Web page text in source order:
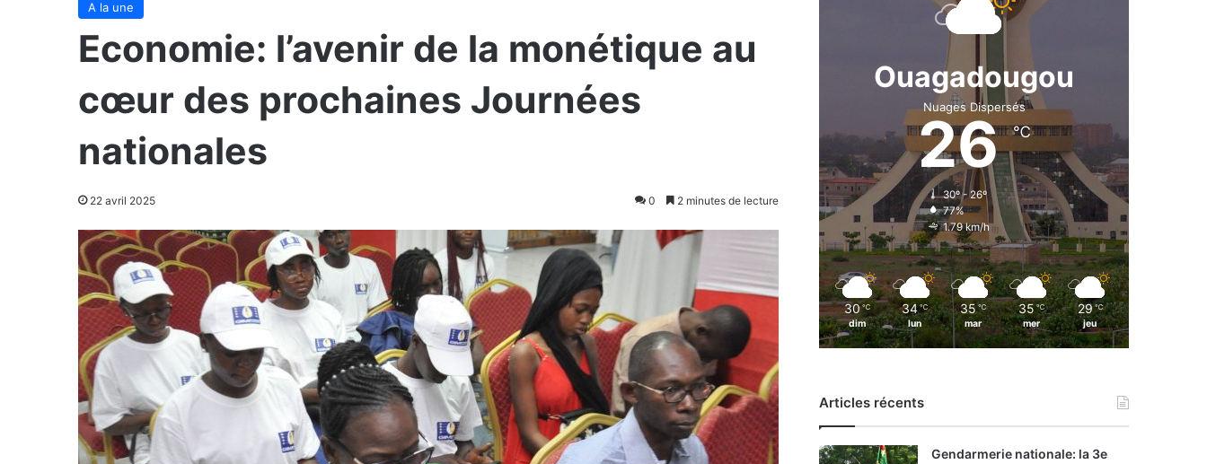
A la une
Economie: l’avenir de la monétique au
cœur des prochaines Journées
nationales
22 avril 2025 0 2 minutes de lecture
Ouagadougou
Nuages Dispersés
26℃
30º - 26º
77%
1.79 km/h
30 ℃
dim
34 ℃
lun
35 ℃
mar
35 ℃
mer
29 ℃
jeu
Articles récents
Gendarmerie nationale: la 3e